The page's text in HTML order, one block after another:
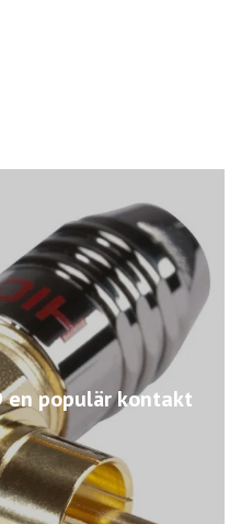
en populär kontakt